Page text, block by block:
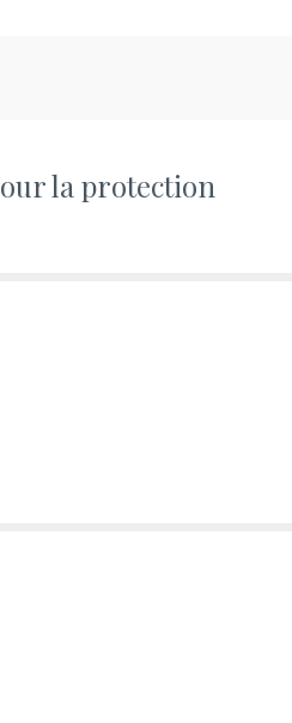
la protection